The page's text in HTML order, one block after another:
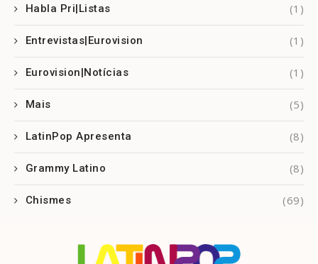
Habla Pri|Listas (1)
Entrevistas|Eurovision (1)
Eurovision|Notícias (1)
Mais (5)
LatinPop Apresenta (8)
Grammy Latino (8)
Chismes (69)